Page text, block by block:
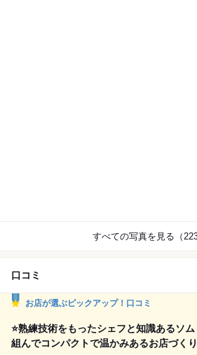
すべての写真を見る（
口コミ
お店が選ぶピックアップ！口コミ
⭐️熟練技術をもったシェフと知識あるソ
組んでコンパクトで温かみあるお店づくり